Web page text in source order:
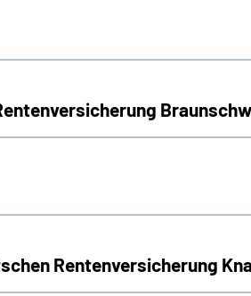
Rentenversicherung